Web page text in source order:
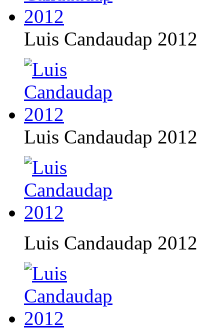
Luis Candaudap 2012
Luis Candaudap 2012
Luis Candaudap 2012